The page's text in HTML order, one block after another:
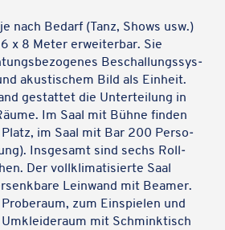
nach Bedarf (Tanz, Shows usw.)
x 8 Meter erwei­ter­bar. Sie
Beschal­lungs­sys­
akus­ti­schem Bild als Einheit.
gestat­tet die Unter­tei­lung in
Im Saal mit Bühne finden
im Saal mit Bar 200 Perso­
Insge­samt sind sechs Roll­
Der voll­kli­ma­ti­sierte Saal
Lein­wand mit Beamer.
zum Einspie­len und
mit Schmink­tisch